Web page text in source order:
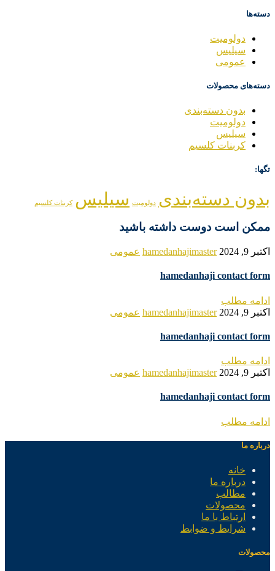
دسته‌ها
دولومیت
سیلیس
عمومی
دسته‌های محصولات
بدون دسته‌بندی
دولومیت
سیلیس
کربنات کلسیم
تگها:
بدون دسته‌بندی دولومیت سیلیس کربنات کلسیم
ممکن است دوست داشته باشید
اکتبر 9, 2024 hamedanhajimaster عمومی
hamedanhaji contact form
ادامه مطلب
اکتبر 9, 2024
hamedanhajimaster عمومی
hamedanhaji contact form
ادامه مطلب
اکتبر 9, 2024
hamedanhajimaster عمومی
hamedanhaji contact form
ادامه مطلب
درباره ما
خانه
درباره ما
مطالب
محصولات
ارتباط با ما
شرایط و ضوابط
محصولات